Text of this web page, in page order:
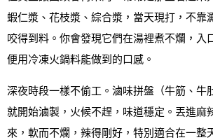
蝦仁漿、花枝漿、綜合漿，當天現打，不靠
咬得到料。你會發現它們在湯裡煮不爛，入
便用冷凍火鍋料能做到的口感。
深夜時段一樣不偷工。滷味拼盤（牛筋、牛
就開始滷製，火候不趕，味道穩定。丟進麻
來，軟而不爛，辣得剛好，特別適合在一整